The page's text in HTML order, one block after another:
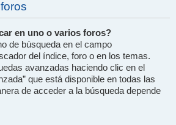
en uno o varios foros?
de búsqueda en el campo
del índice, foro o en los temas.
avanzadas haciendo clic en el
que está disponible en todas las
de acceder a la búsqueda depende